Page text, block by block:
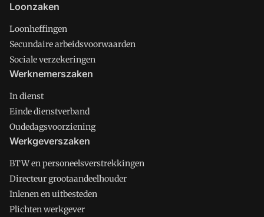
Loonzaken
Loonheffingen
Secundaire arbeidsvoorwaarden
Sociale verzekeringen
Werknemerszaken
In dienst
Einde dienstverband
Oudedagsvoorziening
Werkgeverszaken
BTW en personeelsverstrekkingen
Directeur grootaandeelhouder
Inlenen en uitbesteden
Plichten werkgever